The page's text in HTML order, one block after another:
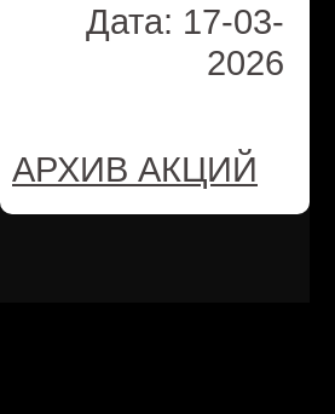
Дата: 17-03-
2026
АРХИВ АКЦИЙ